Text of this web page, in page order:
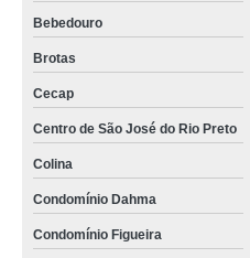
Bebedouro
Brotas
Cecap
Centro de São José do Rio Preto
Colina
Condomínio Dahma
Condomínio Figueira